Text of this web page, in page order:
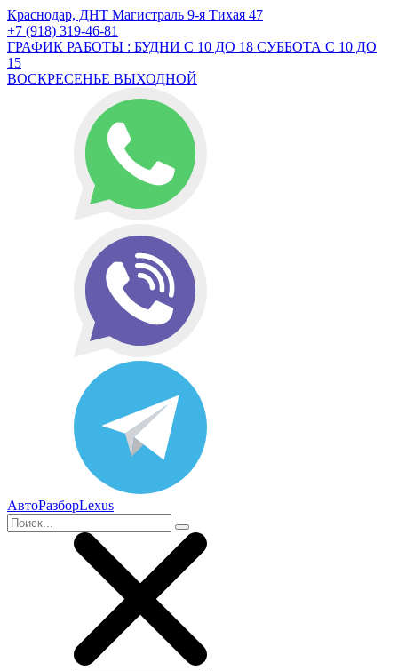
Краснодар, ДНТ Магистраль 9-я Тихая 47
+7 (918) 319-46-81
ГРАФИК РАБОТЫ : БУДНИ С 10 ДО 18 СУББОТА С 10 ДО
15
ВОСКРЕСЕНЬЕ ВЫХОДНОЙ
АвтоРазборLexus